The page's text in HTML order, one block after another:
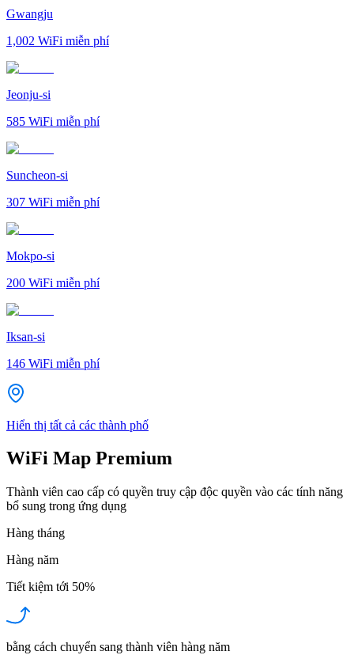
Gwangju
1,002 WiFi miễn phí
Jeonju-si
585 WiFi miễn phí
Suncheon-si
307 WiFi miễn phí
Mokpo-si
200 WiFi miễn phí
Iksan-si
146 WiFi miễn phí
Hiển thị tất cả các thành phố
WiFi Map Premium
Thành viên cao cấp có quyền truy cập độc quyền vào các tính năng
bổ sung trong ứng dụng
Hàng tháng
Hàng năm
Tiết kiệm tới 50%
bằng cách chuyển sang thành viên hàng năm